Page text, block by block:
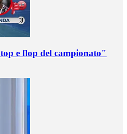
e flop del campionato"